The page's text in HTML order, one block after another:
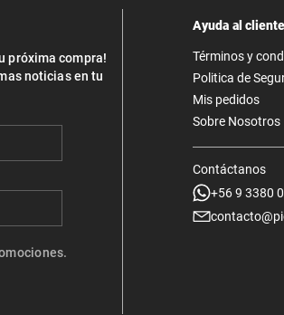
próxima compra!
noticias en tu
Ayuda al cliente
Términos y
Politica de
Mis pedidos
Sobre Nosotros
Contáctanos
+56 9 3380